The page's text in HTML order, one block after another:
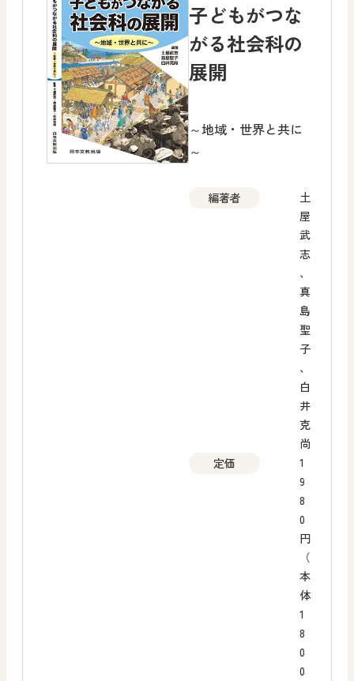
子どもがつな
がる社会科の
展開
～地域・世界と共に
～
編著者
土
屋
武
志
、
真
島
聖
子
、
白
井
克
尚
定価
1
9
8
0
円
（
本
体
1
8
0
0